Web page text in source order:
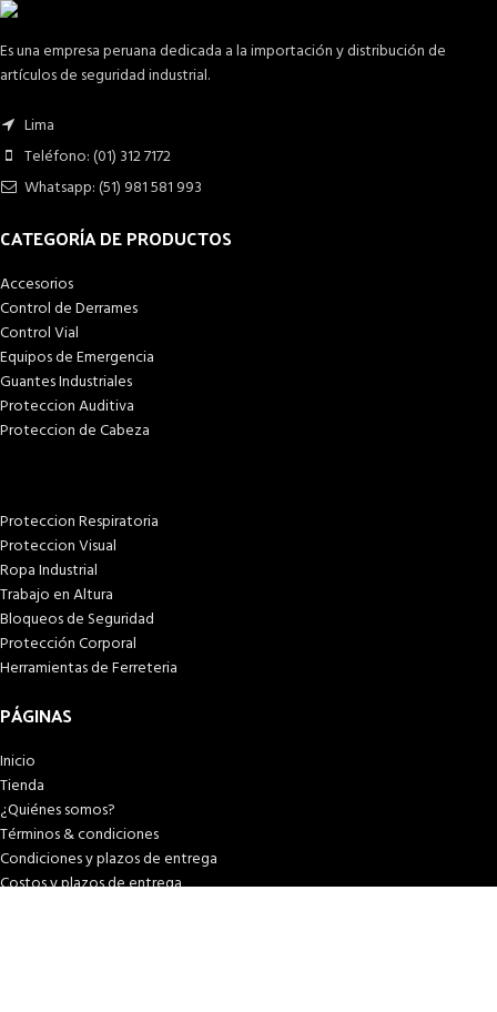
Es una empresa peruana dedicada a la importación y distribución de
artículos de seguridad industrial.
Lima
Teléfono: (01) 312 7172
Whatsapp: (51) 981 581 993
CATEGORÍA DE PRODUCTOS
Accesorios
Control de Derrames
Control Vial
Equipos de Emergencia
Guantes Industriales
Proteccion Auditiva
Proteccion de Cabeza
Proteccion Respiratoria
Proteccion Visual
Ropa Industrial
Trabajo en Altura
Bloqueos de Seguridad
Protección Corporal
Herramientas de Ferreteria
PÁGINAS
Inicio
Tienda
¿Quiénes somos?
Términos & condiciones
Condiciones y plazos de entrega
Costos y plazos de entrega